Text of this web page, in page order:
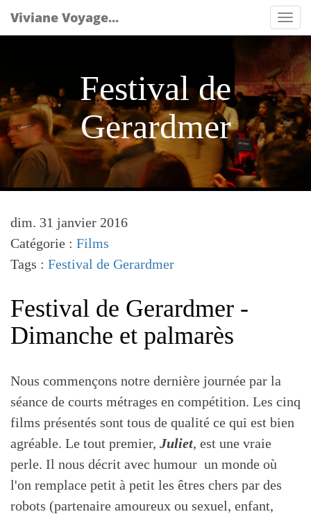
Viviane Voyage...
Festival de
Gerardmer
dim. 31 janvier 2016
Catégorie : Films
Tags : Festival de Gerardmer
Festival de Gerardmer -
Dimanche et palmarès
Nous commençons notre dernière journée par la
séance de courts métrages en compétition. Les cinq
films présentés sont tous de qualité ce qui est bien
agréable. Le tout premier, Juliet, est une vraie
perle. Il nous décrit avec humour un monde où
l'on remplace petit à petit les êtres chers par des
robots (partenaire amoureux ou sexuel, enfant,